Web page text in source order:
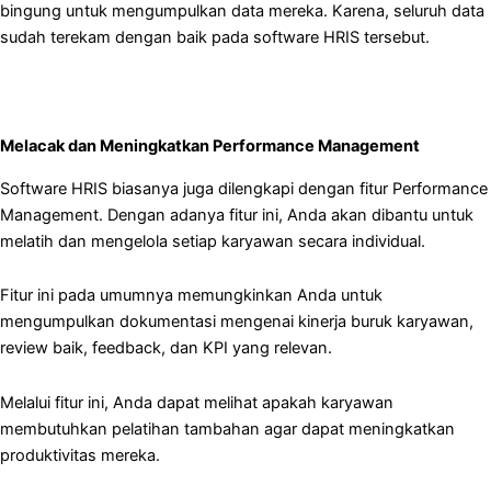
bingung untuk mengumpulkan data mereka. Karena, seluruh data
sudah terekam dengan baik pada software HRIS tersebut.
Melacak dan Meningkatkan Performance Management
Software HRIS biasanya juga dilengkapi dengan fitur Performance
Management. Dengan adanya fitur ini, Anda akan dibantu untuk
melatih dan mengelola setiap karyawan secara individual.
Fitur ini pada umumnya memungkinkan Anda untuk
mengumpulkan dokumentasi mengenai kinerja buruk karyawan,
review baik, feedback, dan KPI yang relevan.
Melalui fitur ini, Anda dapat melihat apakah karyawan
membutuhkan pelatihan tambahan agar dapat meningkatkan
produktivitas mereka.